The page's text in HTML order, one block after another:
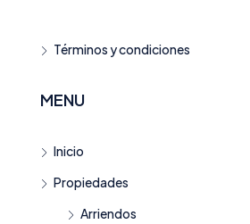
Términos y condiciones
MENU
Inicio
Propiedades
Arriendos